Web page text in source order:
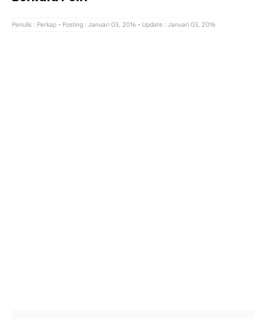
Penulis : Perkap • Posting : Januari 03, 2016 • Update : Januari 03, 2016